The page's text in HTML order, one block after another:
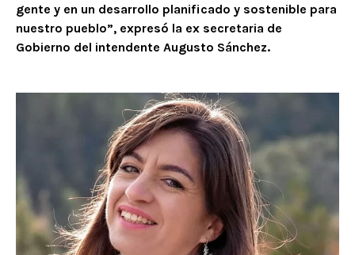
gente y en un desarrollo planificado y sostenible para
nuestro pueblo”, expresó la ex secretaria de
Gobierno del intendente Augusto Sánchez.